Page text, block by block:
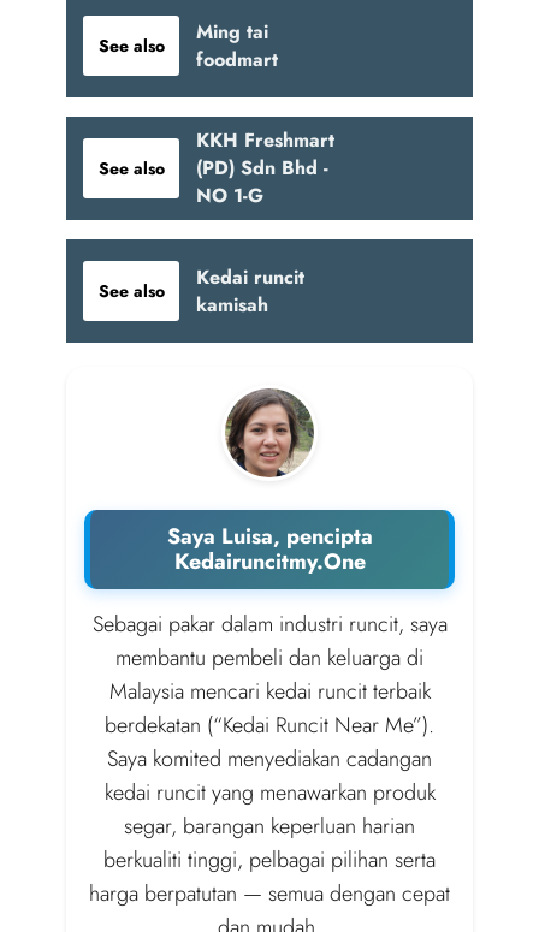
See also
Ming tai
foodmart
See also
KKH Freshmart
(PD) Sdn Bhd -
NO 1-G
See also
Kedai runcit
kamisah
Saya Luisa, pencipta
Kedairuncitmy.One
Sebagai pakar dalam industri runcit, saya
membantu pembeli dan keluarga di
Malaysia mencari kedai runcit terbaik
berdekatan (“Kedai Runcit Near Me”).
Saya komited menyediakan cadangan
kedai runcit yang menawarkan produk
segar, barangan keperluan harian
berkualiti tinggi, pelbagai pilihan serta
harga berpatutan — semua dengan cepat